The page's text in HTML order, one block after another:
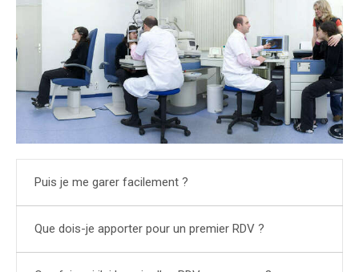
Puis je me garer facilement ?
Que dois-je apporter pour un premier RDV ?